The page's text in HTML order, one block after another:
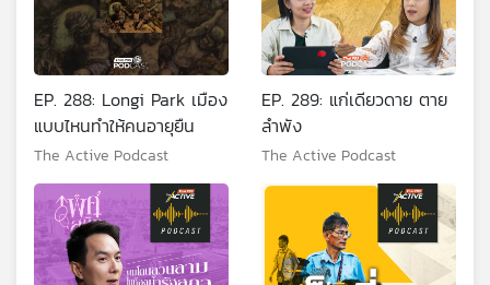
EP. 288: Longi Park เมือง
แบบไหนทำให้คนอายุยืน
The Active Podcast
EP. 289: แก่เดียวดาย ตาย
ลำพัง
The Active Podcast